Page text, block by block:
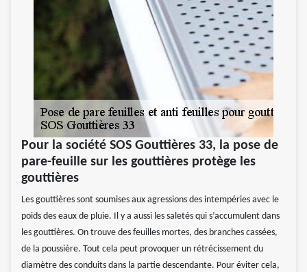
Pour la société SOS Gouttières 33, la pose de
pare-feuille sur les gouttières protège les
gouttières
Les gouttières sont soumises aux agressions des intempéries avec le
poids des eaux de pluie. Il y a aussi les saletés qui s’accumulent dans
les gouttières. On trouve des feuilles mortes, des branches cassées,
de la poussière. Tout cela peut provoquer un rétrécissement du
diamètre des conduits dans la partie descendante. Pour éviter cela,